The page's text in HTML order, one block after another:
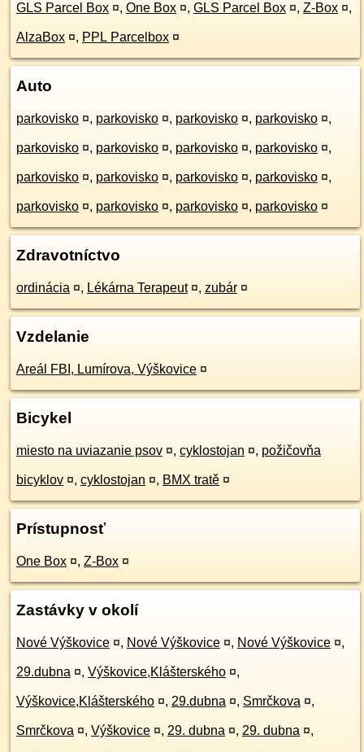
GLS Parcel Box ¤, One Box ¤, GLS Parcel Box ¤, Z-Box ¤,
AlzaBox ¤, PPL Parcelbox ¤
Auto
parkovisko ¤, parkovisko ¤, parkovisko ¤, parkovisko ¤,
parkovisko ¤, parkovisko ¤, parkovisko ¤, parkovisko ¤,
parkovisko ¤, parkovisko ¤, parkovisko ¤, parkovisko ¤,
parkovisko ¤, parkovisko ¤, parkovisko ¤, parkovisko ¤
Zdravotníctvo
ordinácia ¤, Lékárna Terapeut ¤, zubár ¤
Vzdelanie
Areál FBI, Lumírova, Výškovice ¤
Bicykel
miesto na uviazanie psov ¤, cyklostojan ¤, požičovňa
bicyklov ¤, cyklostojan ¤, BMX tratě ¤
Prístupnosť
One Box ¤, Z-Box ¤
Zastávky v okolí
Nové Výškovice ¤, Nové Výškovice ¤, Nové Výškovice ¤,
29.dubna ¤, Výškovice,Klášterského ¤,
Výškovice,Klášterského ¤, 29.dubna ¤, Smrčkova ¤,
Smrčkova ¤, Výškovice ¤, 29. dubna ¤, 29. dubna ¤,